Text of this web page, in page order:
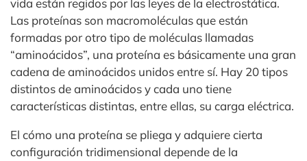
vida están regidos por las leyes de la electrostática.
Las proteínas son macromoléculas que están
formadas por otro tipo de moléculas llamadas
“aminoácidos”, una proteína es básicamente una gran
cadena de aminoácidos unidos entre sí. Hay 20 tipos
distintos de aminoácidos y cada uno tiene
características distintas, entre ellas, su carga eléctrica.
El cómo una proteína se pliega y adquiere cierta
configuración tridimensional depende de la